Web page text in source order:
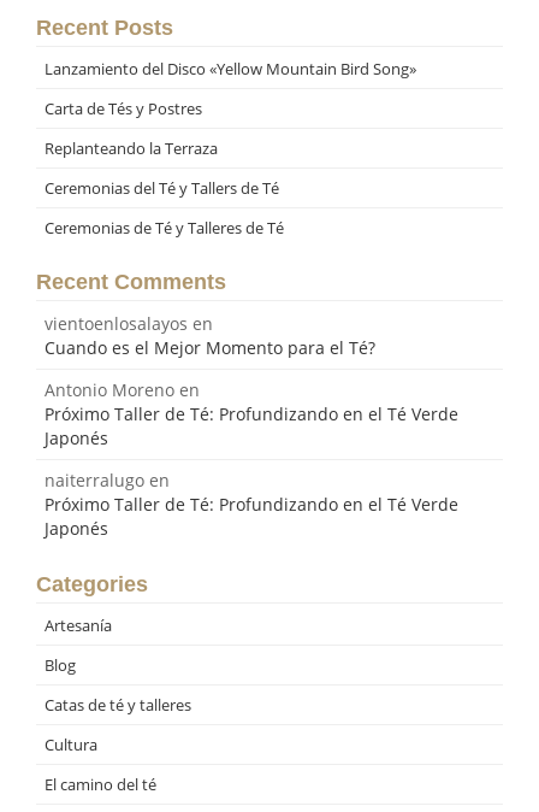
Recent Posts
Lanzamiento del Disco «Yellow Mountain Bird Song»
Carta de Tés y Postres
Replanteando la Terraza
Ceremonias del Té y Tallers de Té
Ceremonias de Té y Talleres de Té
Recent Comments
vientoenlosalayos en
Cuando es el Mejor Momento para el Té?
Antonio Moreno en
Próximo Taller de Té: Profundizando en el Té Verde
Japonés
naiterralugo en
Próximo Taller de Té: Profundizando en el Té Verde
Japonés
Categories
Artesanía
Blog
Catas de té y talleres
Cultura
El camino del té